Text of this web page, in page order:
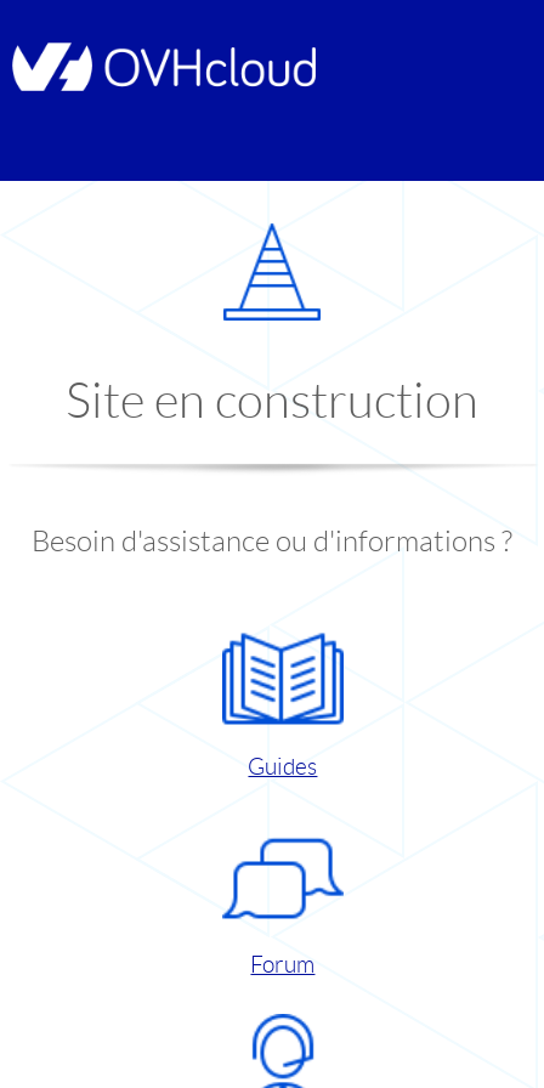
Site en construction
Besoin d'assistance ou d'informations ?
Guides
Forum